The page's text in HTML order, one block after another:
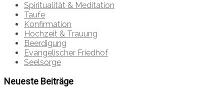
Spiritualität & Meditation
Taufe
Konfirmation
Hochzeit & Trauung
Beerdigung
Evangelischer Friedhof
Seelsorge
Neueste Beiträge